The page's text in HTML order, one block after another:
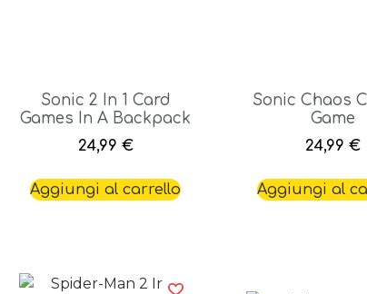
Sonic 2 In 1 Card
Games In A Backpack
24,99 €
Aggiungi al carrello
Sonic Chaos
Game
24,99 €
Aggiungi al